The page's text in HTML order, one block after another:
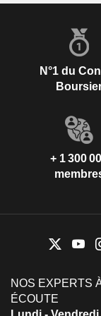
N°1 du
+ 1 300
NOS EXPERTS
ÉCOUTE